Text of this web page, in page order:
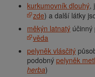
kurkumovník dlouhý,
zde) a další látky
měkýn latnatý
věda
pelyněk vlásčitý
podobný pelyněk
herba)